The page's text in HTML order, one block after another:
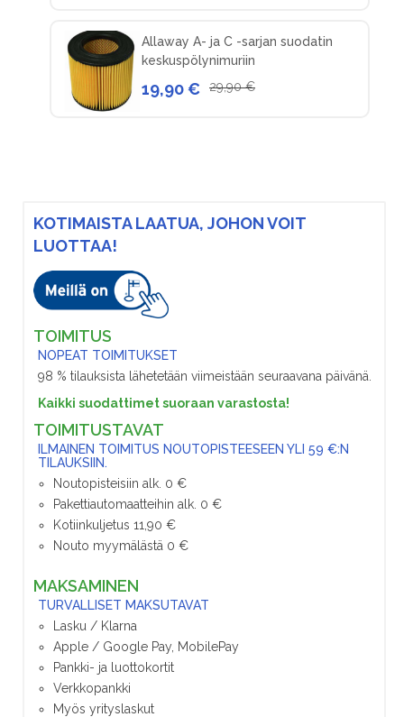
KOTIMAISTA LAATUA, JOHON VOIT
LUOTTAA!
TOIMITUS
NOPEAT TOIMITUKSET
98 % tilauksista lähetetään viimeistään seuraavana päivänä.
Kaikki suodattimet suoraan varastosta!
TOIMITUSTAVAT
ILMAINEN TOIMITUS NOUTOPISTEESEEN YLI 59 €:N
TILAUKSIIN.
Noutopisteisiin alk. 0 €
Pakettiautomaatteihin alk. 0 €
Kotiinkuljetus 11,90 €
Nouto myymälästä 0 €
MAKSAMINEN
TURVALLISET MAKSUTAVAT
Lasku / Klarna
Apple / Google Pay, MobilePay
Pankki- ja luottokortit
Verkkopankki
Myös yrityslaskut
Allaway A- ja C -sarjan suodatin
keskuspölynimuriin
19,90 € 29,90 €